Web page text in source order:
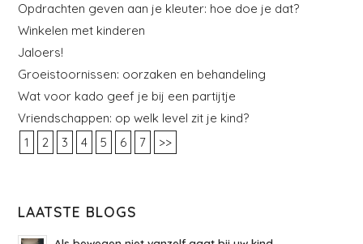
Opdrachten geven aan je kleuter: hoe doe je dat?
Winkelen met kinderen
Jaloers!
Groeistoornissen: oorzaken en behandeling
Wat voor kado geef je bij een partijtje
Vriendschappen: op welk level zit je kind?
1
2 3 4 5 6 7 >>
LAATSTE BLOGS